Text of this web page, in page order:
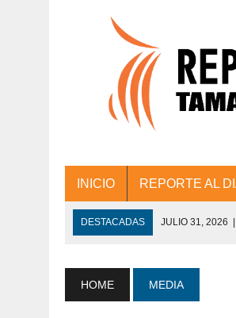
INICIO REPORTE AL
DESTACADAS JULIO 31, 2026 |
JULIO 30, 2026 | 💧🚰 ¡AGUA
HOME MEDIA